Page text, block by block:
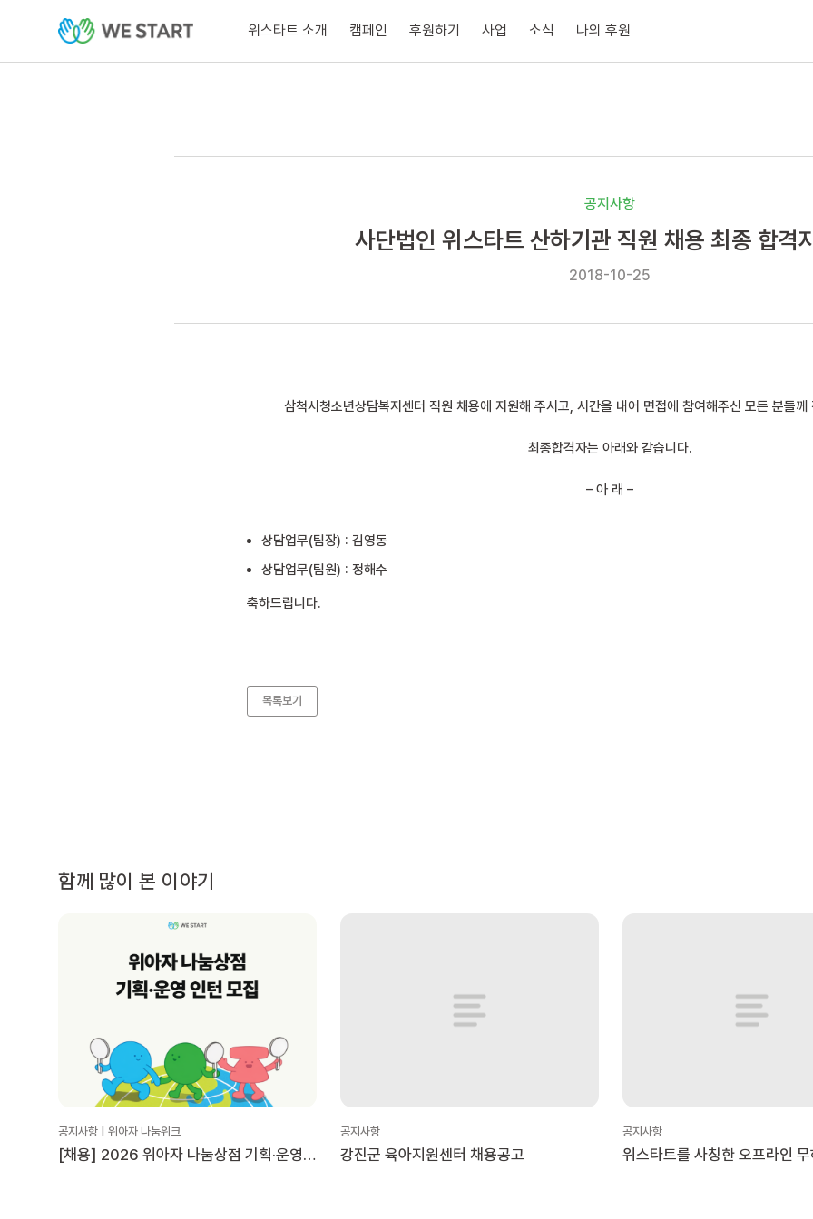
위스타트 소개 캠페인 후원하기 사업 소식 나의 후원
공지사항
사단법인 위스타트 산하기관 직원 채용 최종 합격
2018-10-25
삼척시청소년상담복지센터 직원 채용에 지원해 주시고, 시간을 내어 면접에 참여해주신 모든 분들께
최종합격자는 아래와 같습니다.
– 아 래 –
상담업무(팀장) : 김영동
상담업무(팀원) : 정해수
축하드립니다.
목록보기
함께 많이 본 이야기
공지사항 | 위아자 나눔위크
[채용] 2026 위아자 나눔상점 기획·운영
공지사항
강진군 육아지원센터 채용공고
공지사항
위스타트를 사칭한 오프라인